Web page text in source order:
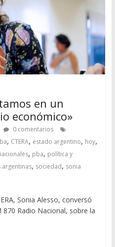
en un
económico»
0 comentarios
, CTERA, estado argentino, hoy,
, pba, política y
argentinas, sociedad, sonia
Sonia Alesso, conversó
Radio Nacional, sobre la